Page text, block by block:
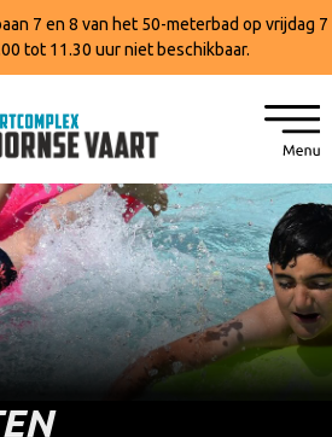
7 en 8 van het 50-meterbad op vrijdag 7
tot 11.30 uur niet beschikbaar.